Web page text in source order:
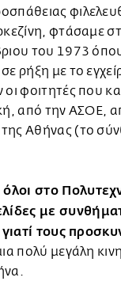
φτάσαμε
του 1973
ρήξη με το
φοιτητές που
από την ΑΣΟΕ,
Αθήνας (το
στο
με
τους
πολύ μεγάλη